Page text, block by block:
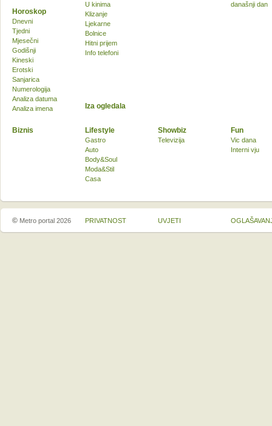
U kinima
Klizanje
Ljekarne
Bolnice
Hitni prijem
Info telefoni
današnji dan
Biznis Lifestyle
Gastro
Auto
Body&Soul
Moda&Stil
Casa
Showbiz
Televizija
Fun
Vic dana
Interni vju
Horoskop
Dnevni
Tjedni
Mjesečni
Godišnji
Kineski
Erotski
Sanjarica
Numerologija
Analiza datuma
Analiza imena
Iza ogledala
© Metro portal 2026 PRIVATNOST UVJETI